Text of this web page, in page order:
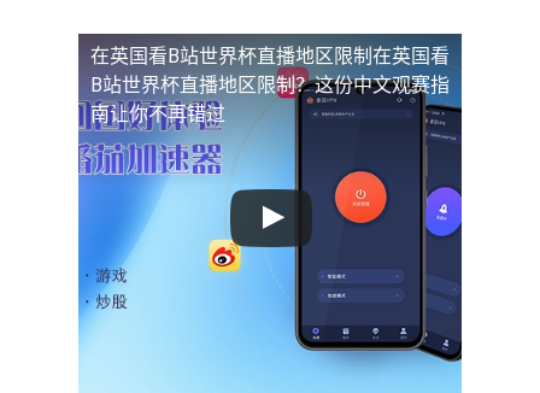
在英国看B站世界杯直播地区限制 在英国看
B站世界杯直播地区限制？这份中文观赛指
南让你不再错过